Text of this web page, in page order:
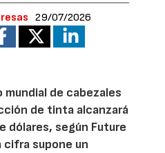
29/07/2026
mundial de cabezales
de tinta alcanzará
dólares, según Future
supone un